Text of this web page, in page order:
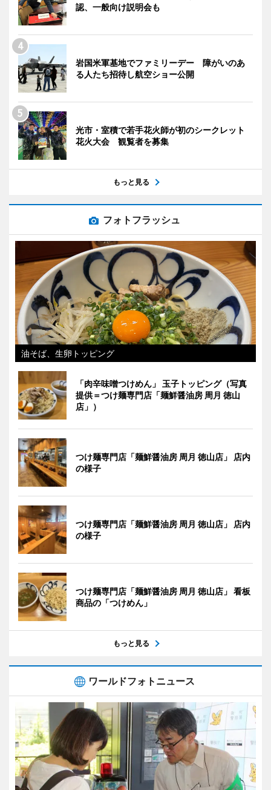
認、一般向け説明会も
岩国米軍基地でファミリーデー 障がいのあ
る人たち招待し航空ショー公開
光市・室積で若手花火師が初のシークレット
花火大会 観覧者を募集
もっと見る
フォトフラッシュ
油そば、生卵トッピング
「肉辛味噌つけめん」 玉子トッピング（写真
提供＝つけ麺専門店「麺鮮醤油房 周月 徳山
店」）
つけ麺専門店「麺鮮醤油房 周月 徳山店」 店内
の様子
つけ麺専門店「麺鮮醤油房 周月 徳山店」 店内
の様子
つけ麺専門店「麺鮮醤油房 周月 徳山店」 看板
商品の「つけめん」
もっと見る
ワールドフォトニュース